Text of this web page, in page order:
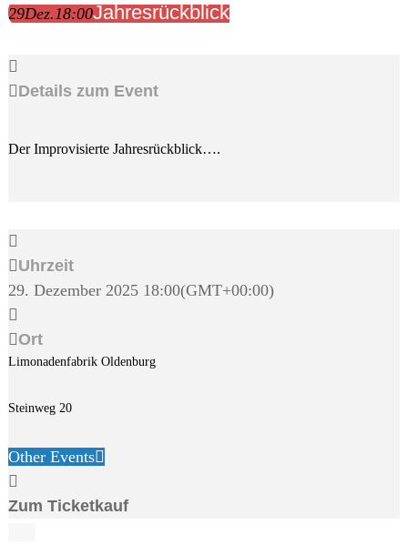
29Dez.18:00Jahresrückblick
Details zum Event
Der Improvisierte Jahresrückblick….
Uhrzeit
29. Dezember 2025 18:00(GMT+00:00)
Ort
Limonadenfabrik Oldenburg
Steinweg 20
Other Events
Zum Ticketkauf